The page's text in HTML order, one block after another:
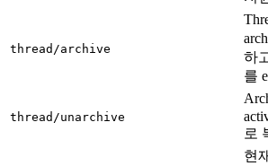
thread/archive
하
를
thread/unarchive
로
현